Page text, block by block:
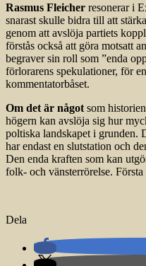
Rasmus Fleicher resonerar i
snarast skulle bidra till att
genom att avslöja partiets
förstås också att göra motsatt
begraver sin roll som ”enda
förlorarens spekulationer, för
kommentatorbåset.
Om det är något som
högern kan avslöja sig hur
poltiska landskapet i grunden.
har endast en slutstation och
Den enda kraften som kan
folk- och vänsterrörelse.
Dela